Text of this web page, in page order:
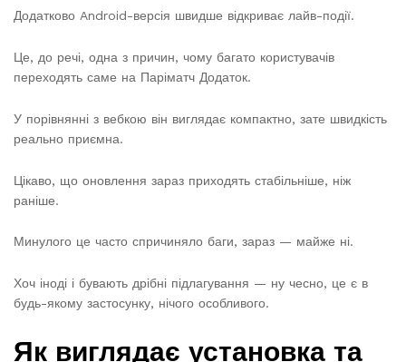
Додатково Android-версія швидше відкриває лайв-події.
Це, до речі, одна з причин, чому багато користувачів
переходять саме на Паріматч Додаток.
У порівнянні з вебкою він виглядає компактно, зате швидкість
реально приємна.
Цікаво, що оновлення зараз приходять стабільніше, ніж
раніше.
Минулого це часто спричиняло баги, зараз — майже ні.
Хоч іноді і бувають дрібні підлагування — ну чесно, це є в
будь-якому застосунку, нічого особливого.
Як виглядає установка та